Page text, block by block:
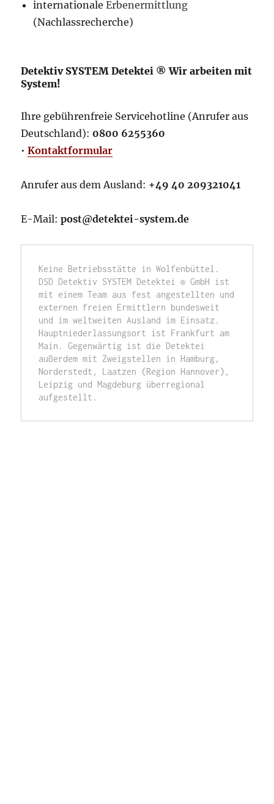
internationaleErbenermittlung
(Nachlassrecherche)
Detektiv SYSTEM Detektei ® Wir arbeiten mit
System!
Ihre gebührenfreie Servicehotline (Anrufer aus
Deutschland): 0800 6255360
•Kontaktformular
Anrufer aus dem Ausland: +49 40 209321041
E-Mail:post@detektei-system.de
Keine Betriebsstätte in Wolfenbüttel.
DSD Detektiv SYSTEM Detektei ® GmbH ist
mit einem Team aus fest angestellten und
externen freien Ermittlern bundesweit
und im weltweiten Ausland im Einsatz.
Hauptniederlassungsort ist Frankfurt am
Main. Gegenwärtig ist die Detektei
außerdem mit Zweigstellen in Hamburg,
Norderstedt, Laatzen (Region Hannover),
Leipzig und Magdeburg überregional
aufgestellt.